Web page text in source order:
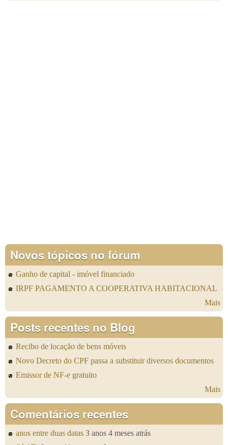
Novos tópicos no fórum
Ganho de capital - imóvel financiado
IRPF PAGAMENTO A COOPERATIVA HABITACIONAL
Mais
Posts recentes no Blog
Recibo de locação de bens móveis
Novo Decreto do CPF passa a substituir diversos documentos
Emissor de NF-e gratuito
Mais
Comentários recentes
anos entre duas datas 3 anos 4 meses atrás